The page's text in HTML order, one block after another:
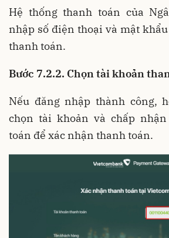
Hệ thống thanh toán của
nhập số điện thoại và mật
thanh toán.
Bước 7.2.2. Chọn tài khoản
Nếu đăng nhập thành công,
chọn tài khoản và chấp
toán để xác nhận thanh toán.